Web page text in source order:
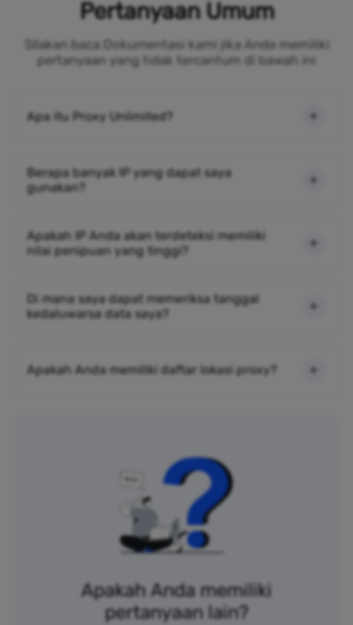
Pertanyaan Umum
Silakan baca Dokumentasi kami jika Anda memiliki
pertanyaan yang tidak tercantum di bawah ini
Apa itu Proxy Unlimited?
Berapa banyak IP yang dapat saya
gunakan?
Apakah IP Anda akan terdeteksi memiliki
nilai penipuan yang tinggi?
Di mana saya dapat memeriksa tanggal
kedaluwarsa data saya?
Apakah Anda memiliki daftar lokasi proxy?
Apakah Anda memiliki
pertanyaan lain?